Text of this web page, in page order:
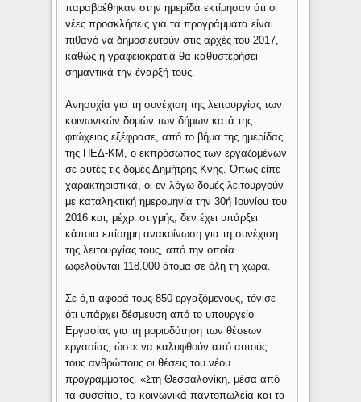
παραβρέθηκαν στην ημερίδα εκτίμησαν ότι οι
νέες προσκλήσεις για τα προγράμματα είναι
πιθανό να δημοσιευτούν στις αρχές του 2017,
καθώς η γραφειοκρατία θα καθυστερήσει
σημαντικά την έναρξή τους.
Ανησυχία για τη συνέχιση της λειτουργίας των
κοινωνικών δομών των δήμων κατά της
φτώχειας εξέφρασε, από το βήμα της ημερίδας
της ΠΕΔ-ΚΜ, ο εκπρόσωπος των εργαζομένων
σε αυτές τις δομές Δημήτρης Κνης. Όπως είπε
χαρακτηριστικά, οι εν λόγω δομές λειτουργούν
με καταληκτική ημερομηνία την 30ή Ιουνίου του
2016 και, μέχρι στιγμής, δεν έχει υπάρξει
κάποια επίσημη ανακοίνωση για τη συνέχιση
της λειτουργίας τους, από την οποία
ωφελούνται 118.000 άτομα σε όλη τη χώρα.
Σε ό,τι αφορά τους 850 εργαζόμενους, τόνισε
ότι υπάρχει δέσμευση από το υπουργείο
Εργασίας για τη μοριοδότηση των θέσεων
εργασίας, ώστε να καλυφθούν από αυτούς
τους ανθρώπους οι θέσεις του νέου
προγράμματος. «Στη Θεσσαλονίκη, μέσα από
τα συσσίτια, τα κοινωνικά παντοπωλεία και τα